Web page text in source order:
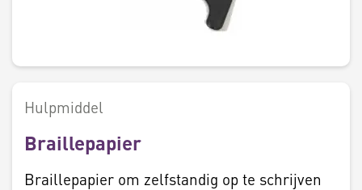
Hulpmiddel
Braillepapier
Braillepapier om zelfstandig op te schrijven